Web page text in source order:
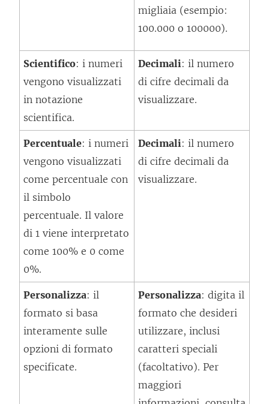
migliaia (esempio:
100.000 o 100000).
Scientifico: i numeri
vengono visualizzati
in notazione
scientifica.
Decimali: il numero
di cifre decimali da
visualizzare.
Percentuale: i numeri
vengono visualizzati
come percentuale con
il simbolo
percentuale. Il valore
di 1 viene interpretato
come 100% e 0 come
0%.
Decimali: il numero
di cifre decimali da
visualizzare.
Personalizza: il
formato si basa
interamente sulle
opzioni di formato
specificate.
Personalizza: digita il
formato che desideri
utilizzare, inclusi
caratteri speciali
(facoltativo). Per
maggiori